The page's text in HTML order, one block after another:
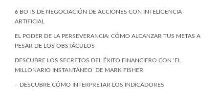
6 BOTS DE NEGOCIACIÓN DE ACCIONES CON INTELIGENCIA
ARTIFICIAL
EL PODER DE LA PERSEVERANCIA: CÓMO ALCANZAR TUS METAS A
PESAR DE LOS OBSTÁCULOS
DESCUBRE LOS SECRETOS DEL ÉXITO FINANCIERO CON ‘EL
MILLONARIO INSTANTÁNEO’ DE MARK FISHER
– DESCUBRE CÓMO INTERPRETAR LOS INDICADORES